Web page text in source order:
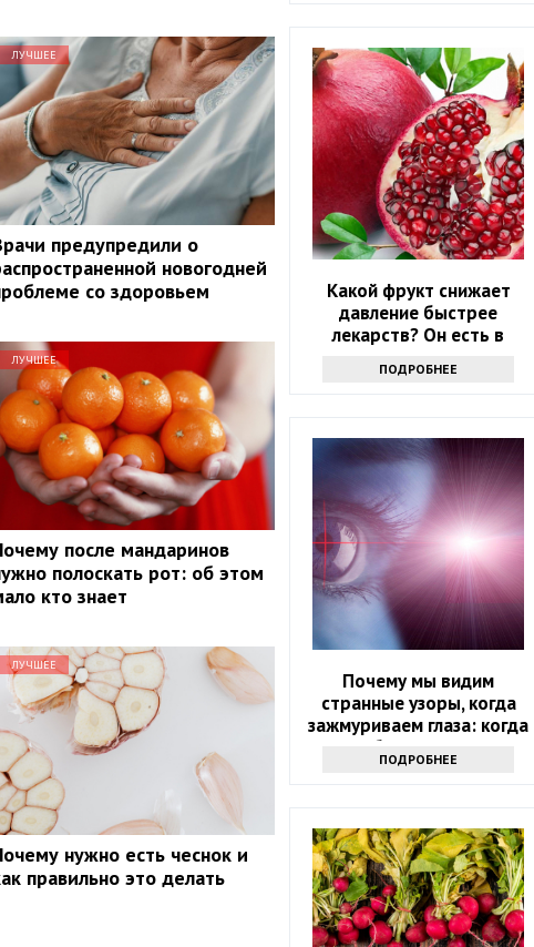
ЛУЧШЕЕ
предупредили о
новогодней
со здоровьем
ЛУЧШЕЕ
после мандаринов
полоскать рот: об этом
кто знает
ЛУЧШЕЕ
нужно есть чеснок и
правильно это делать
Какой фрукт снижает
давление быстрее
лекарств? Он есть в
ПОДРОБНЕЕ
Почему мы видим
странные узоры, когда
зажмуриваем глаза: когда
стоит обратиться к врачу
ПОДРОБНЕЕ